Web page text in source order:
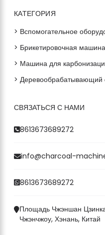
КАТЕГОРИЯ
> Вспомогательное
> Брикетировочная машина
> Машина для
> Деревообрабатывающий
СВЯЗАТЬСЯ С НАМИ
8613673689272
info@charcoal-
8613673689272
Площадь Чжэншан
Чжэнчжоу, Хэнань, Китай